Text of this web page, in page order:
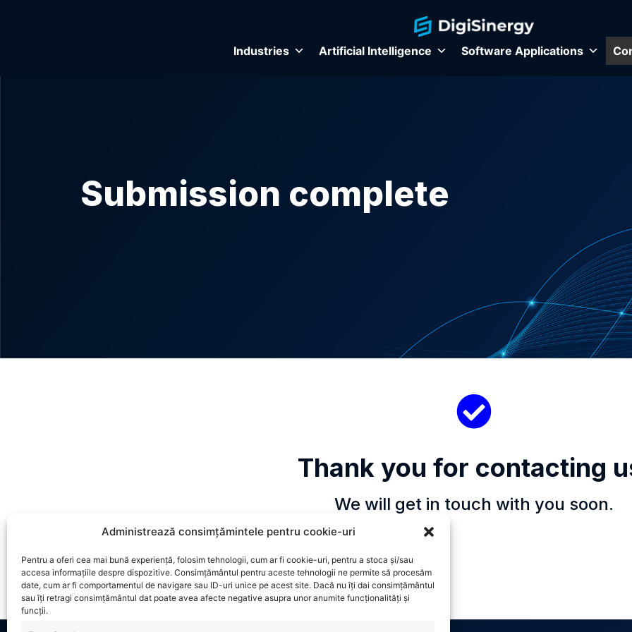
Administrează consimțămintele pentru cookie-uri
Pentru a oferi cea mai bună experiență, folosim tehnologii, cum ar fi cookie-uri, pentru a stoca și/sau
accesa informațiile despre dispozitive. Consimțământul pentru aceste tehnologii ne permite să procesăm
date, cum ar fi comportamentul de navigare sau ID-uri unice pe acest site. Dacă nu îți dai consimțământul
sau îți retragi consimțământul dat poate avea afecte negative asupra unor anumite funcționalități și
funcții.
Industries Artificial Intelligence Software Applications
Submission complete
Thank you for contacting
We will get in touch with you soon.